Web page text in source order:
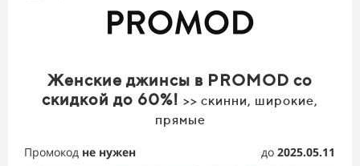
Женские джинсы в PROMOD со
скидкой до 60%! >> скинни, широкие,
прямые
Промокод не нужен до 2025.05.11